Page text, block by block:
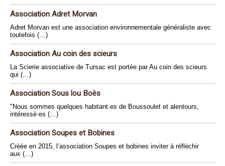
Association Adret Morvan
Adret Morvan est une association environnementale généraliste avec
toutefois (…)
Association Au coin des scieurs
La Scierie associative de Tursac est portée par Au coin des scieurs
qui (…)
Association Sous lou Boès
"Nous sommes quelques habitant·es de Boussoulet et alentours,
intéressé·es (…)
Association Soupes et Bobines
Créée en 2015, l’association Soupes et bobines inviter à réfléchir
aux (…)